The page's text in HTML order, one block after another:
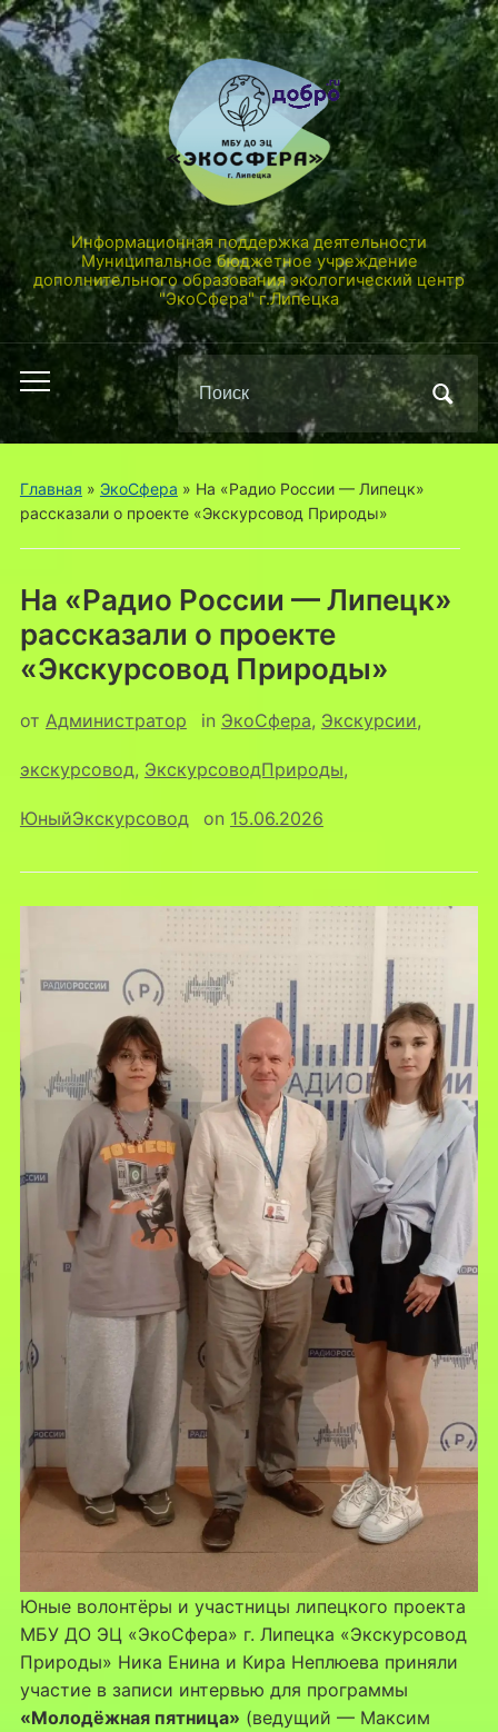
Информационная поддержка деятельности
Муниципальное бюджетное учреждение
дополнительного образования экологический центр
"ЭкоСфера" г.Липецка
Переключить
мобильное
меню
Поиск
по:
Главная » ЭкоСфера » На «Радио России — Липецк»
рассказали о проекте «Экскурсовод Природы»
На «Радио России — Липецк»
рассказали о проекте
«Экскурсовод Природы»
от Администратор in ЭкоСфера, Экскурсии,
экскурсовод, ЭкскурсоводПрироды,
ЮныйЭкскурсовод on 15.06.2026
Юные волонтёры и участницы липецкого проекта
МБУ ДО ЭЦ «ЭкоСфера» г. Липецка «Экскурсовод
Природы» Ника Енина и Кира Неплюева приняли
участие в записи интервью для программы
«Молодёжная пятница» (ведущий — Максим